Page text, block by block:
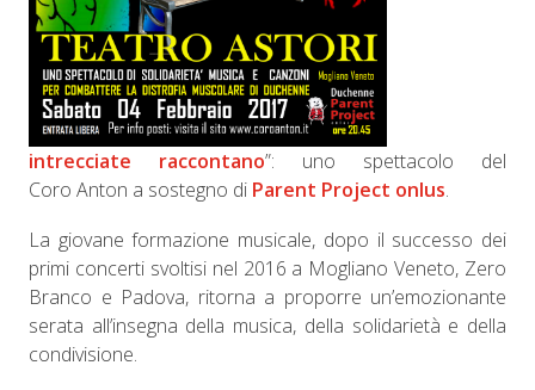
intrecciate raccontano”: uno spettacolo del
Coro Anton a sostegno di Parent Project onlus.
La giovane formazione musicale, dopo il successo dei
primi concerti svoltisi nel 2016 a Mogliano Veneto, Zero
Branco e Padova, ritorna a proporre un’emozionante
serata all’insegna della musica, della solidarietà e della
condivisione.